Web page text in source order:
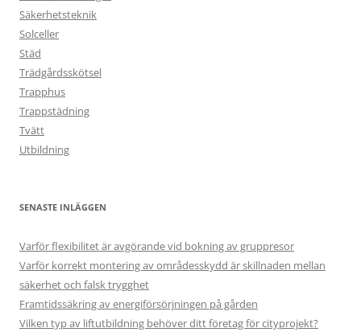
Säkerhetsteknik
Solceller
Städ
Trädgårdsskötsel
Trapphus
Trappstädning
Tvätt
Utbildning
SENASTE INLÄGGEN
Varför flexibilitet är avgörande vid bokning av gruppresor
Varför korrekt montering av områdesskydd är skillnaden mellan
säkerhet och falsk trygghet
Framtidssäkring av energiförsörjningen på gården
Vilken typ av liftutbildning behöver ditt företag för cityprojekt?